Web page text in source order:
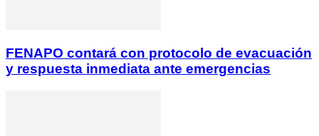
FENAPO contará con protocolo de evacuación
y respuesta inmediata ante emergencias